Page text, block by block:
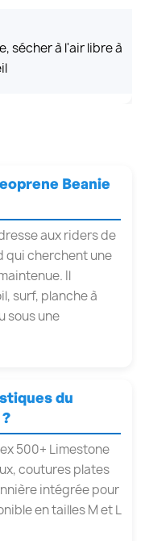
sécher à l'air libre à
Beanie
aux riders de
qui cherchent une
Il
surf, planche à
sous une
du
500+ Limestone
coutures plates
intégrée pour
en tailles M et L